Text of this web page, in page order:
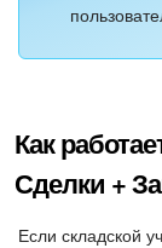
Как
Сделки +
Если складской